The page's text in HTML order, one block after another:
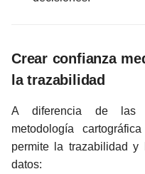
Crear confianza
la trazabilidad
A diferencia de las
metodología
permite la trazabilidad y
datos: